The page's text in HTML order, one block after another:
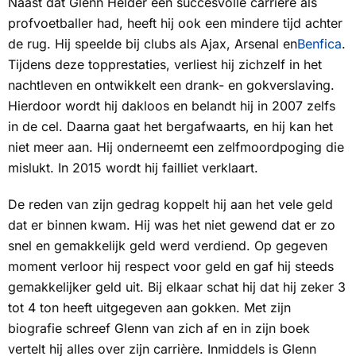
profvoetballer had, heeft hij ook een mindere tijd achter
de rug. Hij speelde bij clubs als Ajax, Arsenal enBenfica.
Tijdens deze topprestaties, verliest hij zichzelf in het
nachtleven en ontwikkelt een drank- en gokverslaving.
Hierdoor wordt hij dakloos en belandt hij in 2007 zelfs
in de cel. Daarna gaat het bergafwaarts, en hij kan het
niet meer aan. Hij onderneemt een zelfmoordpoging die
mislukt. In 2015 wordt hij failliet verklaart.
De reden van zijn gedrag koppelt hij aan het vele geld
dat er binnen kwam. Hij was het niet gewend dat er zo
snel en gemakkelijk geld werd verdiend. Op gegeven
moment verloor hij respect voor geld en gaf hij steeds
gemakkelijker geld uit. Bij elkaar schat hij dat hij zeker 3
tot 4 ton heeft uitgegeven aan gokken. Met zijn
biografie schreef Glenn van zich af en in zijn boek
vertelt hij alles over zijn carrière. Inmiddels is Glenn